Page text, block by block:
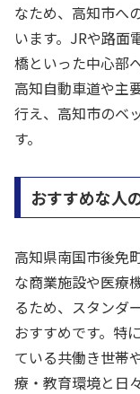
なため、高知市へ
います。JRや路面
橋といった中心部
高知自動車道や主
行え、高知市のベ
す。
おすすめな人
高知県南国市後免
な商業施設や医療
るため、スタンダ
おすすめです。特
ている共働き世帯
療・教育環境と日